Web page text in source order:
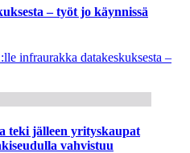
– työt jo käynnissä
infraurakka datakeskuksesta –
teki jälleen yrityskaupat
vahvistuu